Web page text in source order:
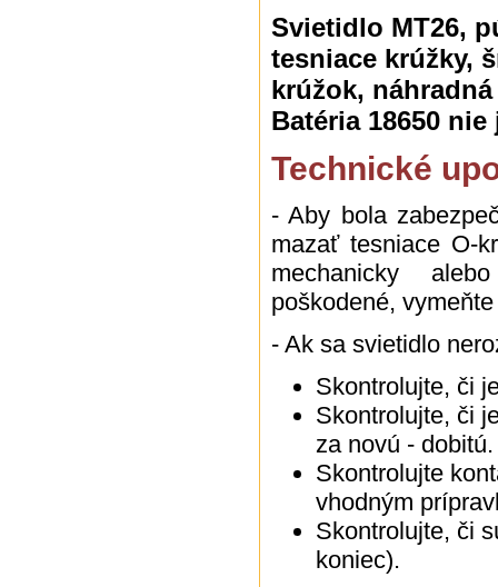
Svietidlo MT26,
tesniace krúžky,
krúžok,
Batéria 18650
Technické
- Aby bola
mazať tesniace O-
mechanicky
poškodené,
- Ak sa svietidlo
Skontrolujte, či
Skontrolujte, či
za novú - dobitú.
Skontrolujte
vhodným
Skontrolujte, či
koniec).